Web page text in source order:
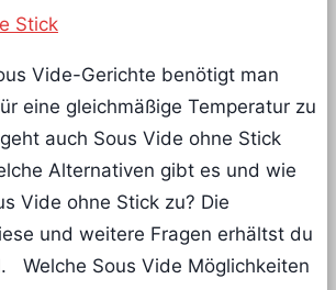
Vide-Gerichte benötigt man
eine gleichmäßige Temperatur zu
auch Sous Vide ohne Stick
Alternativen gibt es und wie
Vide ohne Stick zu? Die
und weitere Fragen erhältst du
Welche Sous Vide Möglichkeiten